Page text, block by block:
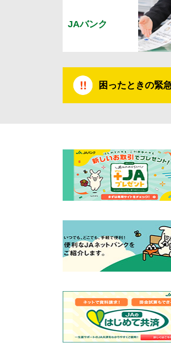
JAバンク
困ったときの緊